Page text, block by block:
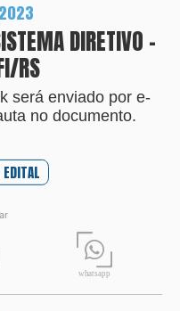
DIRETIVO –
RS
será enviado por e-
no documento.
EDITAL
whatsapp